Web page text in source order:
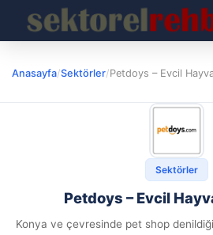
Anasayfa/Sektörler/Petdoys – Evcil
Sektörler
Petdoys – Evcil
Konya ve çevresinde pet shop